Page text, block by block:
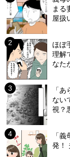
まる
屋扱
ほぼ
理解
なた
「
ない
視？
「
発！